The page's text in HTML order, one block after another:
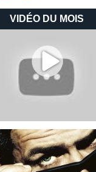
VIDÉO DU MOIS